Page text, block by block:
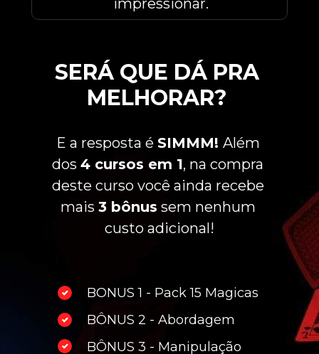
impressionar.
E a resposta é SIMMM! Além
dos 4 cursos em 1, na compra
deste curso você ainda recebe
mais 3 bônus sem nenhum
custo adicional!
SERÁ QUE DÁ PRA
MELHORAR?
BONUS 1 - Pack 15 Magicas
BÔNUS 2 - Abordagem
BÔNUS 3 - Manipulação